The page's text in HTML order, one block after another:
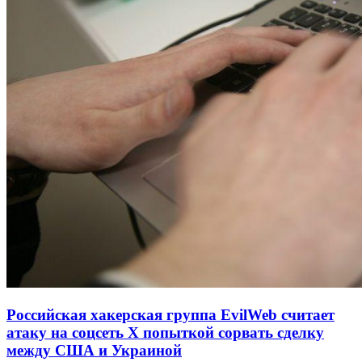
Российская хакерская группа EvilWeb считает
атаку на соцсеть Х попыткой сорвать сделку
между США и Украиной